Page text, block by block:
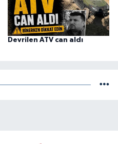
Devrilen ATV can aldı